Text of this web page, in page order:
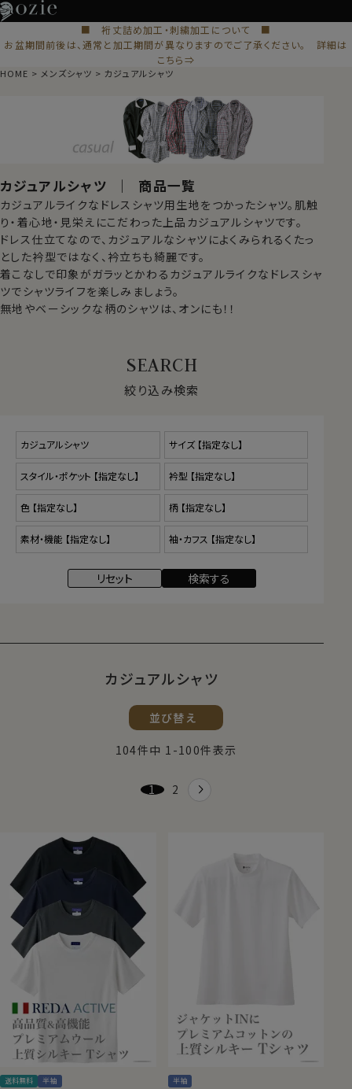
■ 裄丈詰め加工・刺繍加工について ■
お盆期間前後は、通常と加工期間が異なりますのでご了承ください。 詳細は
こちら⇒
HOME メンズシャツ カジュアルシャツ
カジュアルシャツ ｜ 商品一覧
カジュアルライクなドレスシャツ用生地をつかったシャツ。肌触
り・着心地・見栄えにこだわった上品カジュアルシャツです。
ドレス仕立てなので、カジュアルなシャツによくみられるくたっ
とした衿型ではなく、衿立ちも綺麗です。
着こなしで印象がガラッとかわるカジュアルライクなドレスシャ
ツでシャツライフを楽しみましょう。
無地やベーシックな柄のシャツは、オンにも！！
絞り込み検索
カジュアルシャツ
並び替え
104件中 1 -100件表示
1 2
送料無料 半袖 半袖